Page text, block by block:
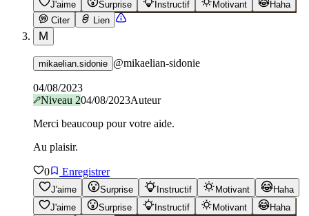
J'aime
Surprise Instructif Motivant
Haha
Citer
Lien
M
mikaelian.sidonie @mikaelian-sidonie
04/08/2023
Niveau 204/08/2023Auteur
Merci beaucoup pour votre aide.
Au plaisir.
0 Enregistrer
J'aime Surprise Instructif Motivant
Haha
J'aime
Surprise Instructif Motivant
Haha